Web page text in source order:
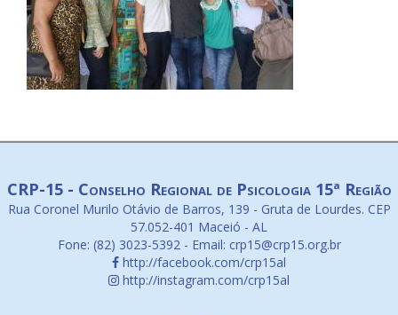
CRP-15 - Conselho Regional de Psicologia 15ª Região
Rua Coronel Murilo Otávio de Barros, 139 - Gruta de Lourdes. CEP
57.052-401 Maceió - AL
Fone: (82) 3023-5392 - Email: crp15@crp15.org.br
http://facebook.com/crp15al
http://instagram.com/crp15al